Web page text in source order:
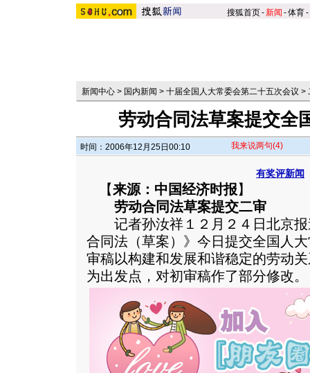
搜狐首页-新闻 -体育-
新闻中心 > 国内新闻 > 十届全国人大常委会第二十五次会议 >
劳动合同法草案提交全
时间：2006年12月25日00:10 我来说两句(4)
有奖评新闻
【来源：中国经济时报】
劳动合同法草案提交二审
记者孙汝祥１２月２４日北京报
合同法（草案）》今日提交全国人
审稿以构建和发展和谐稳定的劳动
为出发点，对初审稿作了部分修改。